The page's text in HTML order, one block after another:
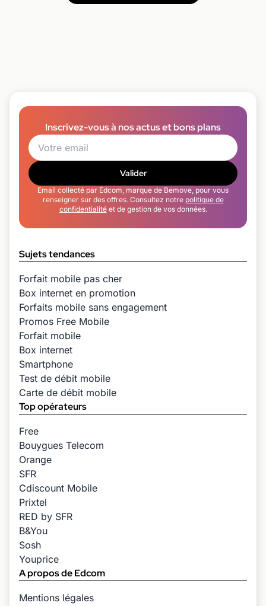
Inscrivez-vous à nos actus et bons plans
Valider
Email collecté par Edcom, marque de Bemove, pour vous
renseigner sur des offres. Consultez notre politique de
confidentialitéet de gestion de vos données.
Sujets tendances
Forfait mobile pas cher
Box internet en promotion
Forfaits mobile sans engagement
Promos Free Mobile
Forfait mobile
Box internet
Smartphone
Test de débit mobile
Carte de débit mobile
Top opérateurs
Free
Bouygues Telecom
Orange
SFR
Cdiscount Mobile
Prixtel
RED by SFR
B&You
Sosh
Youprice
A propos de Edcom
Mentions légales